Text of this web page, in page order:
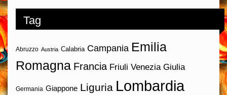
Tag
Abruzzo Austria Calabria Campania Emilia
Romagna Francia Friuli Venezia Giulia
Germania Giappone Liguria Lombardia